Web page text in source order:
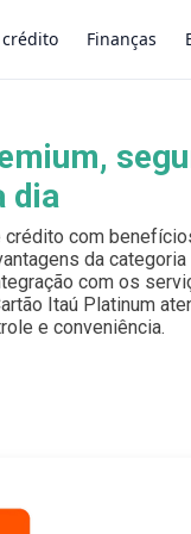
Finanças
dia
crédito com
da
com os
Itaú Platinum
e conveniência.